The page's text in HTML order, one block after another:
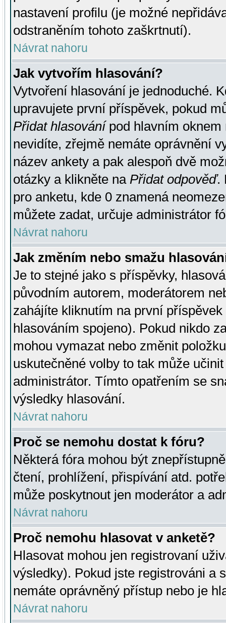
nastavení profilu (je možné
odstraněním tohoto zaškrtnutí).
Návrat nahoru
Jak vytvořím hlasování?
Vytvoření hlasování je jednoduché.
upravujete první příspěvek, pokud
Přidat hlasovánípod hlavním oknem
nevidíte, zřejmě nemáte oprávnění
název ankety a pak alespoň dvě
otázky a klikněte na Přidat odpověď.
pro anketu, kde 0 znamená
můžete zadat, určuje administrátor
Návrat nahoru
Jak změním nebo smažu
Je to stejné jako s příspěvky,
původním autorem, moderátorem
zahájíte kliknutím na první
hlasováním spojeno). Pokud nikdo
mohou vymazat nebo změnit
uskutečněné volby to tak může
administrátor. Tímto opatřením se
výsledky hlasování.
Návrat nahoru
Proč se nemohu dostat k fóru?
Některá fóra mohou být
čtení, prohlížení, přispívání atd.
může poskytnout jen moderátor a
Návrat nahoru
Proč nemohu hlasovat v anketě?
Hlasovat mohou jen registrovaní
výsledky). Pokud jste registrováni a
nemáte oprávněný přístup nebo je
Návrat nahoru